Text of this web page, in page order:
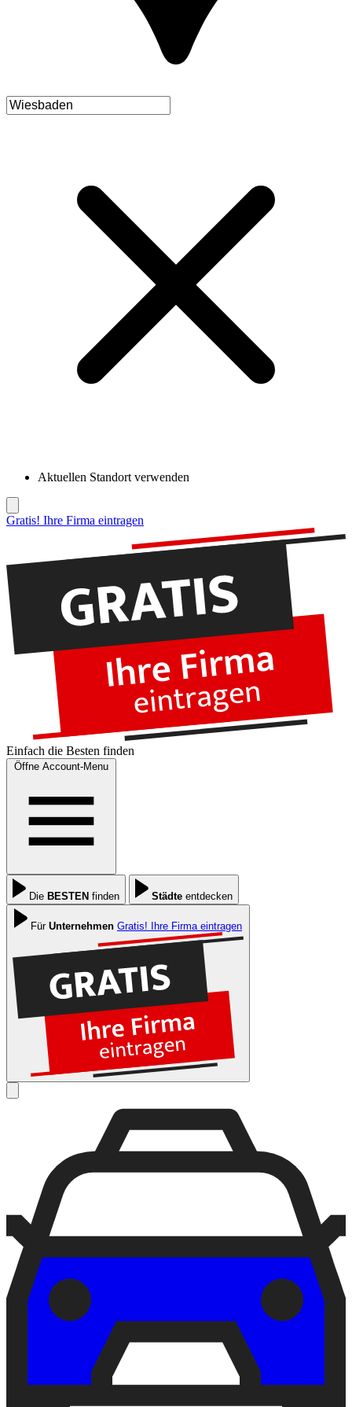
Aktuellen Standort verwenden
Gratis! Ihre Firma eintragen
Einfach die Besten finden
Öffne Account-Menu
Die BESTEN finden Städte entdecken
Für Unternehmen Gratis! Ihre Firma eintragen